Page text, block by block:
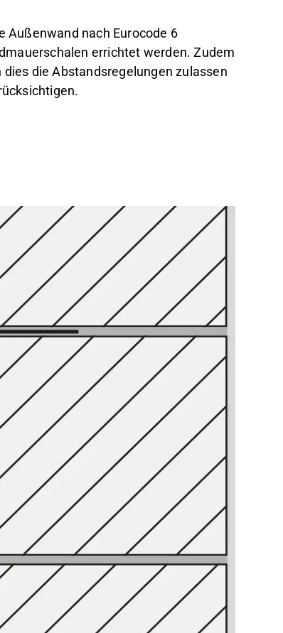
Außenwand nach Eurocode 6
errichtet werden. Zudem
die Abstandsregelungen zulassen